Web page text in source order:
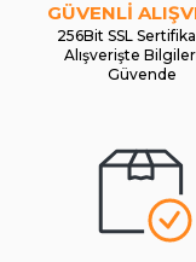
GÜVENLİ
256Bit SSL
Alışverişte
Güvende